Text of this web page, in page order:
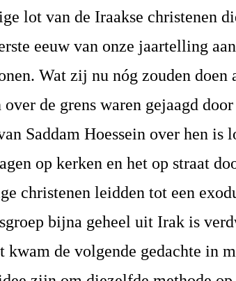
lot van de Iraakse christenen
eeuw van onze jaartelling
Wat zij nu nóg zouden
over de grens waren gejaagd
Saddam Hoessein over hen is
op kerken en het op straat
christenen leidden tot een
bijna geheel uit Irak is
kwam de volgende gedachte in